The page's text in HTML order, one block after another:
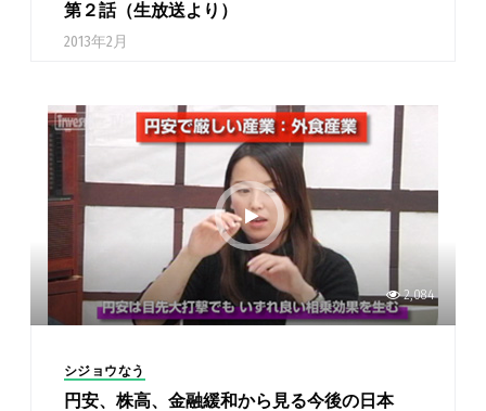
第２話（生放送より）
2013年2月
2,084
シジョウなう
円安、株高、金融緩和から見る今後の日本